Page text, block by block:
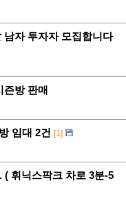
남자 투자자 모집합니다
즌방 판매
임대 2건 [1]
( 휘닉스팍크 차로 3분-5